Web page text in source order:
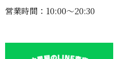
営業時間：10:00〜20:30